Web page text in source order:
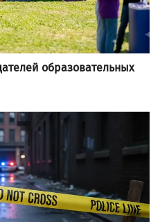
образовательных